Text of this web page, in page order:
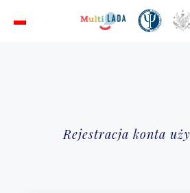
Rejestracja konta